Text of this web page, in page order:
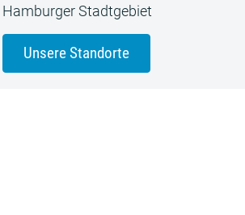
Hamburger Stadtgebiet
Unsere Standorte